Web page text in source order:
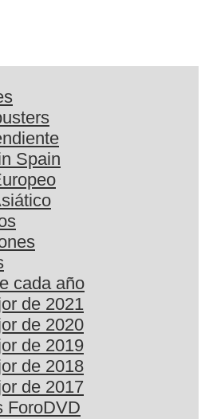
Spain
cada año
de 2021
de 2020
de 2019
de 2018
de 2017
ForoDVD